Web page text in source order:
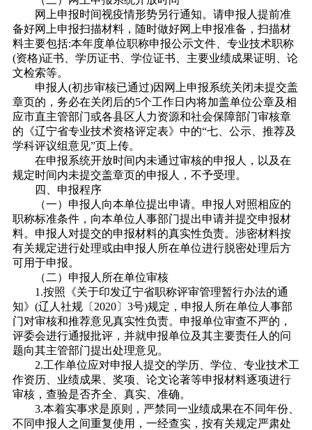
网上申报时间视疫情形势另行通知。请申报人提前准
备好网上申报扫描材料，随时做好网上申报准备，扫描材
料主要包括:本年度单位职称申报公示文件、专业技术职称
(资格)证书、学历证书、学位证书、主要业绩成果证明、论
文检索等。
申报人(初步审核已通过)因网上申报系统关闭未提交盖
章页的，务必在关闭后的5个工作日内将加盖单位公章及相
应市直主管部门或各县区人力资源和社会保障部门审核章
的《辽宁省专业技术资格评定表》中的“七、公示、推荐及
学科评议组意见”页上传。
在申报系统开放时间内未通过审核的申报人，以及在
规定时间内未提交盖章页的申报人，不予受理。
四、 申报程序
（一）申报人向本单位提出申请。申报人对照相应的
职称标准条件，向本单位人事部门提出申请并提交申报材
料。申报人对提交的申报材料的真实性负责。涉密材料按
有关规定进行处理或由申报人所在单位进行脱密处理后方
可用于申报。
（二）申报人所在单位审核
1.按照《关于印发辽宁省职称评审管理暂行办法的通
知》(辽人社规〔2020〕3号)规定，申报人所在单位人事部
门对审核和推荐意见真实性负责。申报单位审查不严的，
评委会进行通报批评，并就申报单位及其主要责任人的问
题向其主管部门提出处理意见。
2.工作单位应对申报人提交的学历、学位、专业技术工
作资历、业绩成果、奖项、论文论著等申报材料逐项进行
审核，查验是否齐全、真实、准确。
3.本着实事求是原则，严禁同一业绩成果在不同年份、
不同申报人之间重复使用，一经查实，按有关规定严肃处